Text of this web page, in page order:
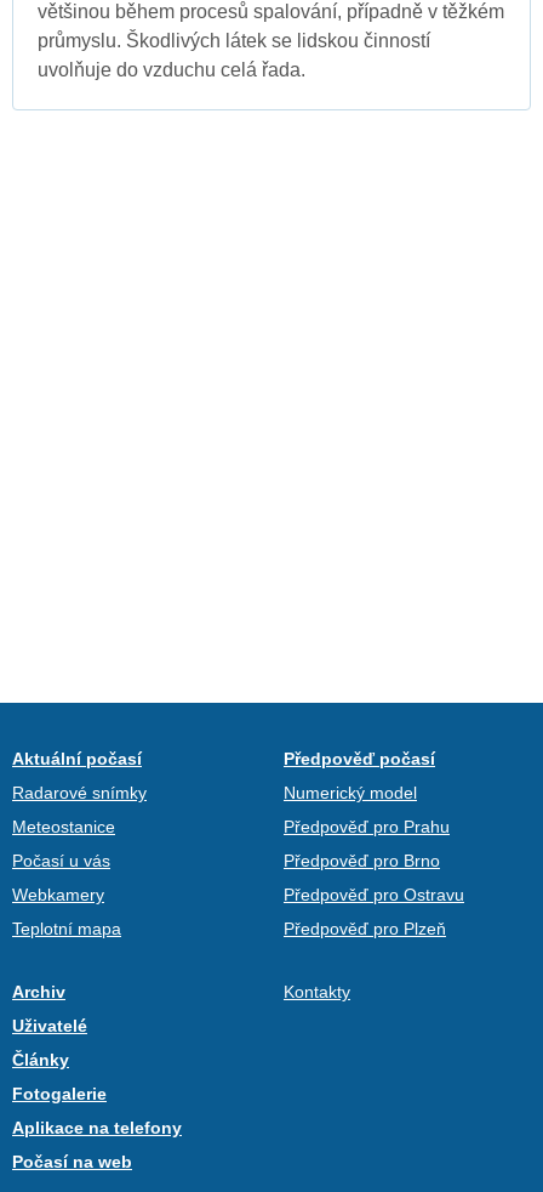
většinou během procesů spalování, případně v těžkém
průmyslu. Škodlivých látek se lidskou činností
uvolňuje do vzduchu celá řada.
Aktuální počasí
Radarové snímky
Meteostanice
Počasí u vás
Webkamery
Teplotní mapa
Předpověď počasí
Numerický model
Předpověď pro Prahu
Předpověď pro Brno
Předpověď pro Ostravu
Předpověď pro Plzeň
Archiv
Uživatelé
Články
Fotogalerie
Aplikace na telefony
Počasí na web
Kontakty